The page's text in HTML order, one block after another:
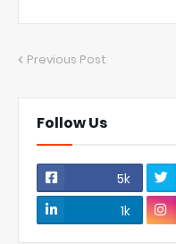
Previous Post
Follow Us
5k
1k